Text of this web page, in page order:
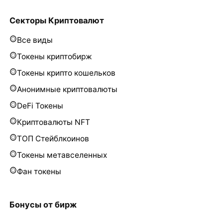
Секторы Криптовалют
Все виды
Токены криптобирж
Токены крипто кошельков
Анонимные криптовалюты
DeFi Токены
Криптовалюты NFT
ТОП Стейблкоинов
Токены метавселенных
Фан токены
Бонусы от бирж